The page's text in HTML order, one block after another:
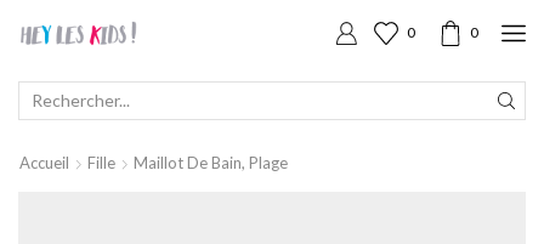
0 0
Accueil Fille Maillot De Bain, Plage